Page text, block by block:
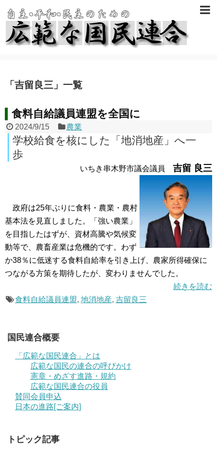
「 吉留良三 」 一覧
食料自給議員連盟を全国に
2024/9/15 農業
学校給食を核にした「地消地産」へ一
歩
いちき串木野市議会議員 吉留 良三
政府は25年ぶりに食料・農業・農村
基本法を見直しました。「強い農業」
を目指したはずが、資材高騰や気候変
動等で、農畜産業は危機的です。わず
か38％に低迷する食料自給率を引き上げ、農家所得確保に
つながる方策を期待したが、変わりませんでした。
続きを読む
食料自給議員連盟, 地消地産, 吉留良三
国民連合概要
「広範な国民連合」とは
広範な国民の連合の呼びかけ
憲章・めざす進路・規約
広範な国民連合の役員
賛同会員申込
日本の進路[ご案内]
トピック記事